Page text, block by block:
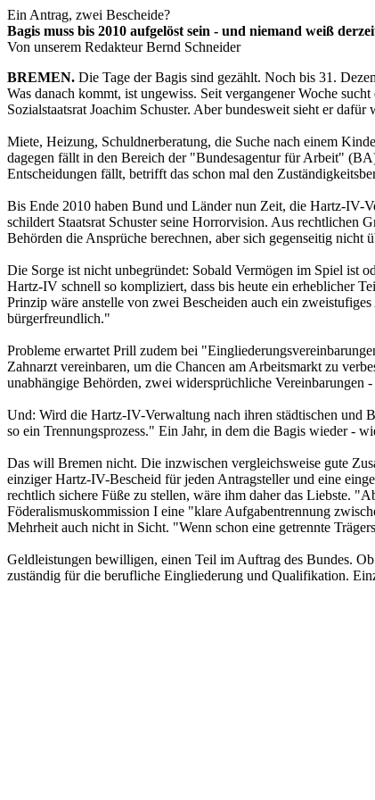
Ein Antrag, zwei Bescheide?
Bagis muss bis 2010 aufgelöst sein - und niemand weiß
Von unserem Redakteur Bernd Schneider
BREMEN. Die Tage der Bagis sind gezählt. Noch bis 31.
Was danach kommt, ist ungewiss. Seit vergangener Woche
Sozialstaatsrat Joachim Schuster. Aber bundesweit sieht er dafür
Miete, Heizung, Schuldnerberatung, die Suche nach einem
dagegen fällt in den Bereich der "Bundesagentur für Arbeit"
Entscheidungen fällt, betrifft das schon mal den
Bis Ende 2010 haben Bund und Länder nun Zeit, die Hartz-IV-
schildert Staatsrat Schuster seine Horrorvision. Aus rechtlichen
Behörden die Ansprüche berechnen, aber sich gegenseitig
Die Sorge ist nicht unbegründet: Sobald Vermögen im Spiel ist
Hartz-IV schnell so kompliziert, dass bis heute ein erheblicher
Prinzip wäre anstelle von zwei Bescheiden auch ein
bürgerfreundlich."
Probleme erwartet Prill zudem bei
Zahnarzt vereinbaren, um die Chancen am Arbeitsmarkt zu
unabhängige Behörden, zwei widersprüchliche Vereinbarungen
Und: Wird die Hartz-IV-Verwaltung nach ihren städtischen und
so ein Trennungsprozess." Ein Jahr, in dem die Bagis wieder -
Das will Bremen nicht. Die inzwischen vergleichsweise gute
einziger Hartz-IV-Bescheid für jeden Antragsteller und eine
rechtlich sichere Füße zu stellen, wäre ihm daher das Liebste.
Föderalismuskommission I eine "klare Aufgabentrennung
Mehrheit auch nicht in Sicht. "Wenn schon eine getrennte
Geldleistungen bewilligen, einen Teil im Auftrag des Bundes.
zuständig für die berufliche Eingliederung und Qualifikation.